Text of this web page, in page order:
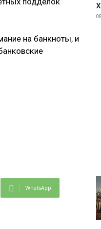
на банкноты, и
WhatsApp